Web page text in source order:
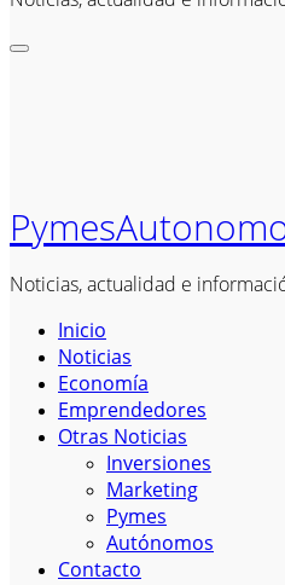
Noticias, actualidad e
Inicio
Noticias
Economía
Emprendedores
Otras Noticias
Inversiones
Marketing
Pymes
Autónomos
Contacto